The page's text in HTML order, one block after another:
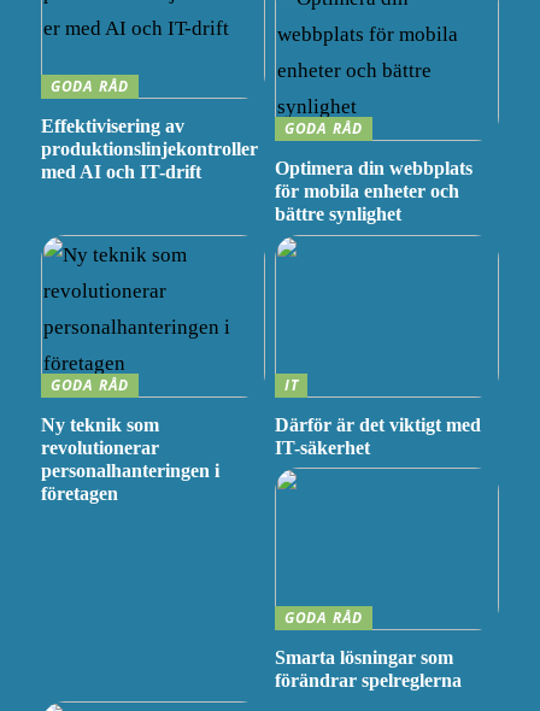
GODA RÅD
Effektivisering av
produktionslinjekontroller
med AI och IT-drift
GODA RÅD
Optimera din webbplats
för mobila enheter och
bättre synlighet
GODA RÅD
Ny teknik som
revolutionerar
personalhanteringen i
företagen
IT
Därför är det viktigt med
IT-säkerhet
GODA RÅD
Smarta lösningar som
förändrar spelreglerna